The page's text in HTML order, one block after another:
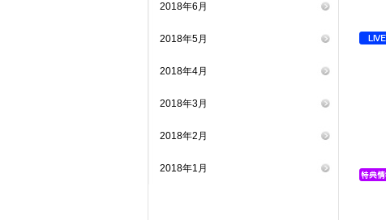
2018年6月
2018年5月
2018年4月
2018年3月
2018年2月
2018年1月